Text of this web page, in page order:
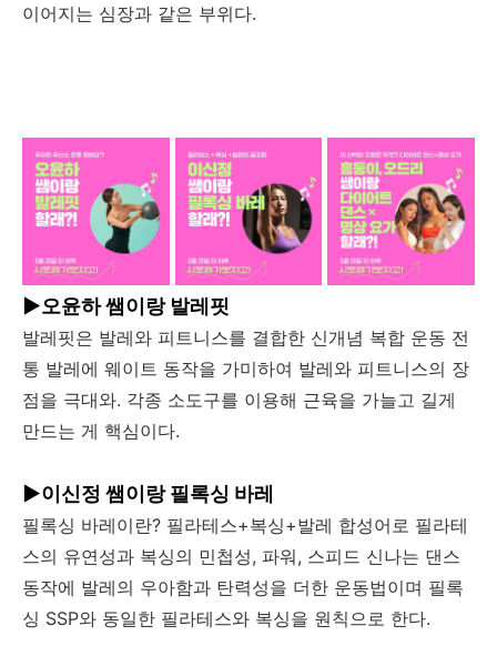
이어지는 심장과 같은 부위다.
▶오윤하 쌤이랑 발레핏
발레핏은 발레와 피트니스를 결합한 신개념 복합 운동 전
통 발레에 웨이트 동작을 가미하여 발레와 피트니스의 장
점을 극대와. 각종 소도구를 이용해 근육을 가늘고 길게
만드는 게 핵심이다.
▶이신정 쌤이랑 필록싱 바레
필록싱 바레이란? 필라테스+복싱+발레 합성어로 필라테
스의 유연성과 복싱의 민첩성, 파워, 스피드 신나는 댄스
동작에 발레의 우아함과 탄력성을 더한 운동법이며 필록
싱 SSP와 동일한 필라테스와 복싱을 원칙으로 한다.